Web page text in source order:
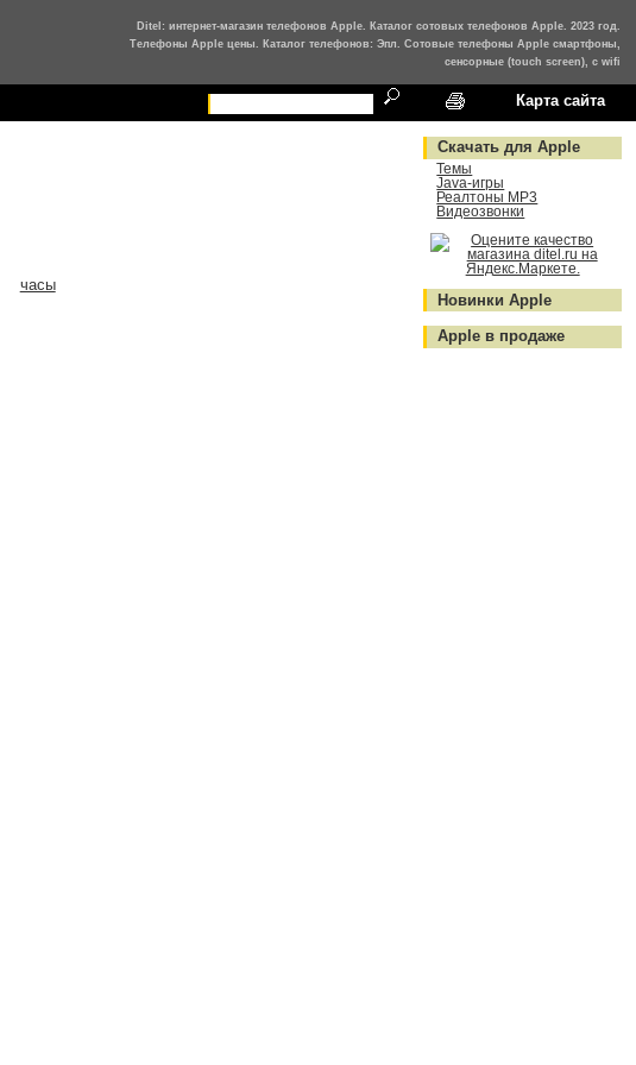
Ditel: интернет-магазин телефонов Apple. Каталог сотовых телефонов Apple. 2023 год.
Телефоны Apple цены. Каталог телефонов: Эпл. Сотовые телефоны Apple смартфоны,
сенсорные (touch screen), с wifi
Карта сайта
часы
Скачать для Apple
Темы
Java-игры
Реалтоны MP3
Видеозвонки
Новинки Apple
Apple в продаже